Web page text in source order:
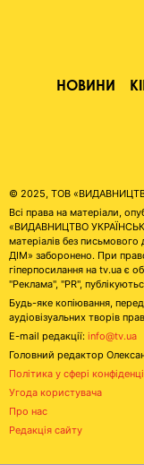
НОВИНИ
© 2025, ТОВ
Всі права на матеріали,
«ВИДАВНИЦТВО
матеріалів без
ДІМ» заборонено. При
гіперпосилання на tv.ua є
"Реклама", "PR",
Будь-яке копіювання,
аудіовізуальних творів
E-mail редакції: info@tv.ua
Головний редактор
Політика у сфері
Угода користувача
Про нас
Редакція сайту